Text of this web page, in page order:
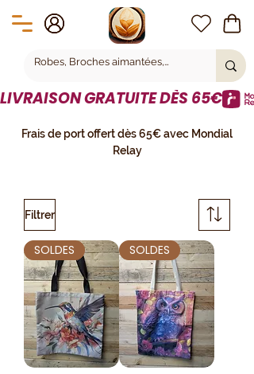
LIVRAISON GRATUITE DÈS 65€
Frais de port offert dès 65€ avec Mondial
Relay
Filtrer
SOLDES SOLDES